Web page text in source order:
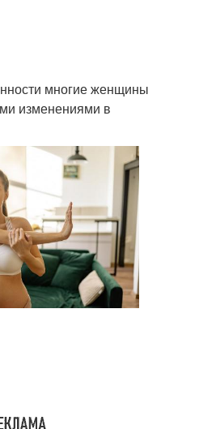
многие женщины
изменениями в